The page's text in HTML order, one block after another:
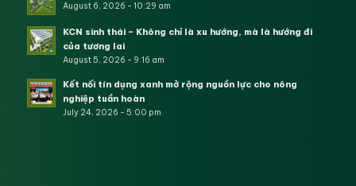
August 6, 2026 - 10:29 am
KCN sinh thái – Không chỉ là xu hướng, mà là hướng đi
của tương lai
August 5, 2026 - 9:16 am
Kết nối tín dụng xanh mở rộng nguồn lực cho nông
nghiệp tuần hoàn
July 24, 2026 - 5:00 pm